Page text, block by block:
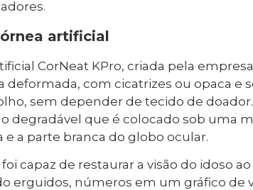
artificial
CorNeat KPro, criada pela
deformada, com cicatrizes ou opaca e
sem depender de tecido de
degradável que é colocado sob uma
e a parte branca do globo ocular.
capaz de restaurar a visão do idoso
erguidos, números em um gráfico de